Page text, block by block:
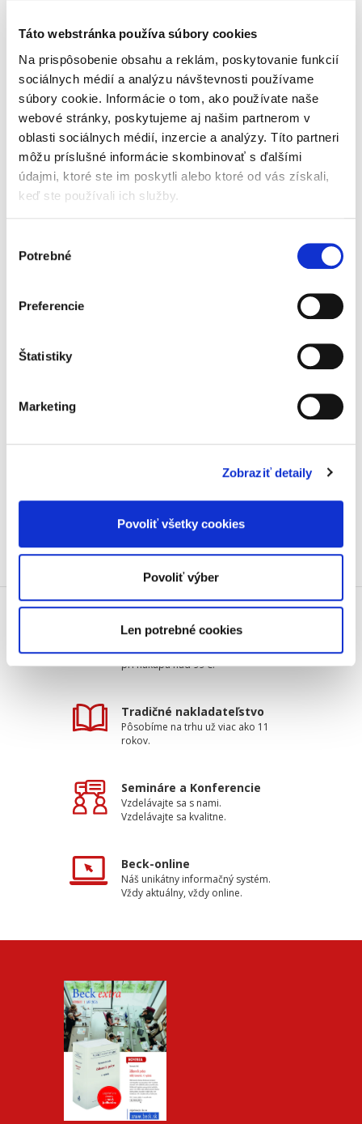
Táto webstránka používa súbory cookies
Na prispôsobenie obsahu a reklám, poskytovanie funkcií
sociálnych médií a analýzu návštevnosti používame
súbory cookie. Informácie o tom, ako používate naše
webové stránky, poskytujeme aj našim partnerom v
oblasti sociálnych médií, inzercie a analýzy. Títo partneri
môžu príslušné informácie skombinovať s ďalšími
údajmi, ktoré ste im poskytli alebo ktoré od vás získali,
keď ste používali ich služby.
súhlasu
Potrebné
Preferencie
Štatistiky
Marketing
Zobraziť detaily
Povoliť všetky cookies
Povoliť výber
Len potrebné cookies
predpisov v...
25,00 € s DPH
Štvrté, aktualizované vydanie komentára k
Správnemu poriadku je významné nielen
svojím doplneným, resp. prepracovaným
obsahom, ale tiež zložením autorského
kolektívu, pričom ide o uznávaných
odborníkov nielen z akademickej oblasti, ale
aj verejnej správy, súdnictva či advokácie.
Výklad komentára reflektuje na zmeny v
rozhodovacej praxi orgánov verejnej moci a
strane správnych orgánov, ako aj na strane
poskytovateľov právnych služieb (ako
Vydanie:
Typ publikácie:Komentáre
strom
Doprava zdarma
Získajte dopravu zdarma
pri nákupu nad 99 €.
Tradičné nakladateľstvo
Pôsobíme na trhu už viac ako 11
rokov.
Semináre a Konferencie
Vzdelávajte sa s nami.
Vzdelávajte sa kvalitne.
Beck-online
Náš unikátny informačný systém.
Vždy aktuálny, vždy online.